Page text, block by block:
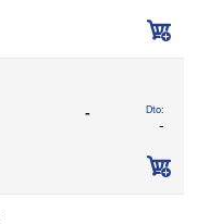
- Dto:
-